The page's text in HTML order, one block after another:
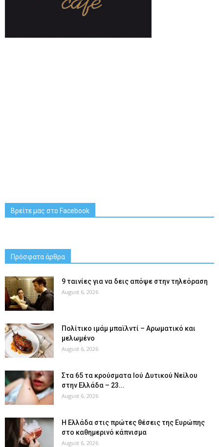
Βρείτε μας στο Facebook
Πρόσφατα άρθρα
9 ταινίες για να δεις απόψε στην τηλεόραση
August 6, 2026
Πολίτικο ιμάμ μπαϊλντί – Αρωματικό και
μελωμένο
August 6, 2026
Στα 65 τα κρούσματα Ιού Δυτικού Νείλου
στην Ελλάδα – 23...
August 6, 2026
Η Ελλάδα στις πρώτες θέσεις της Ευρώπης
στο καθημερινό κάπνισμα
August 6, 2026